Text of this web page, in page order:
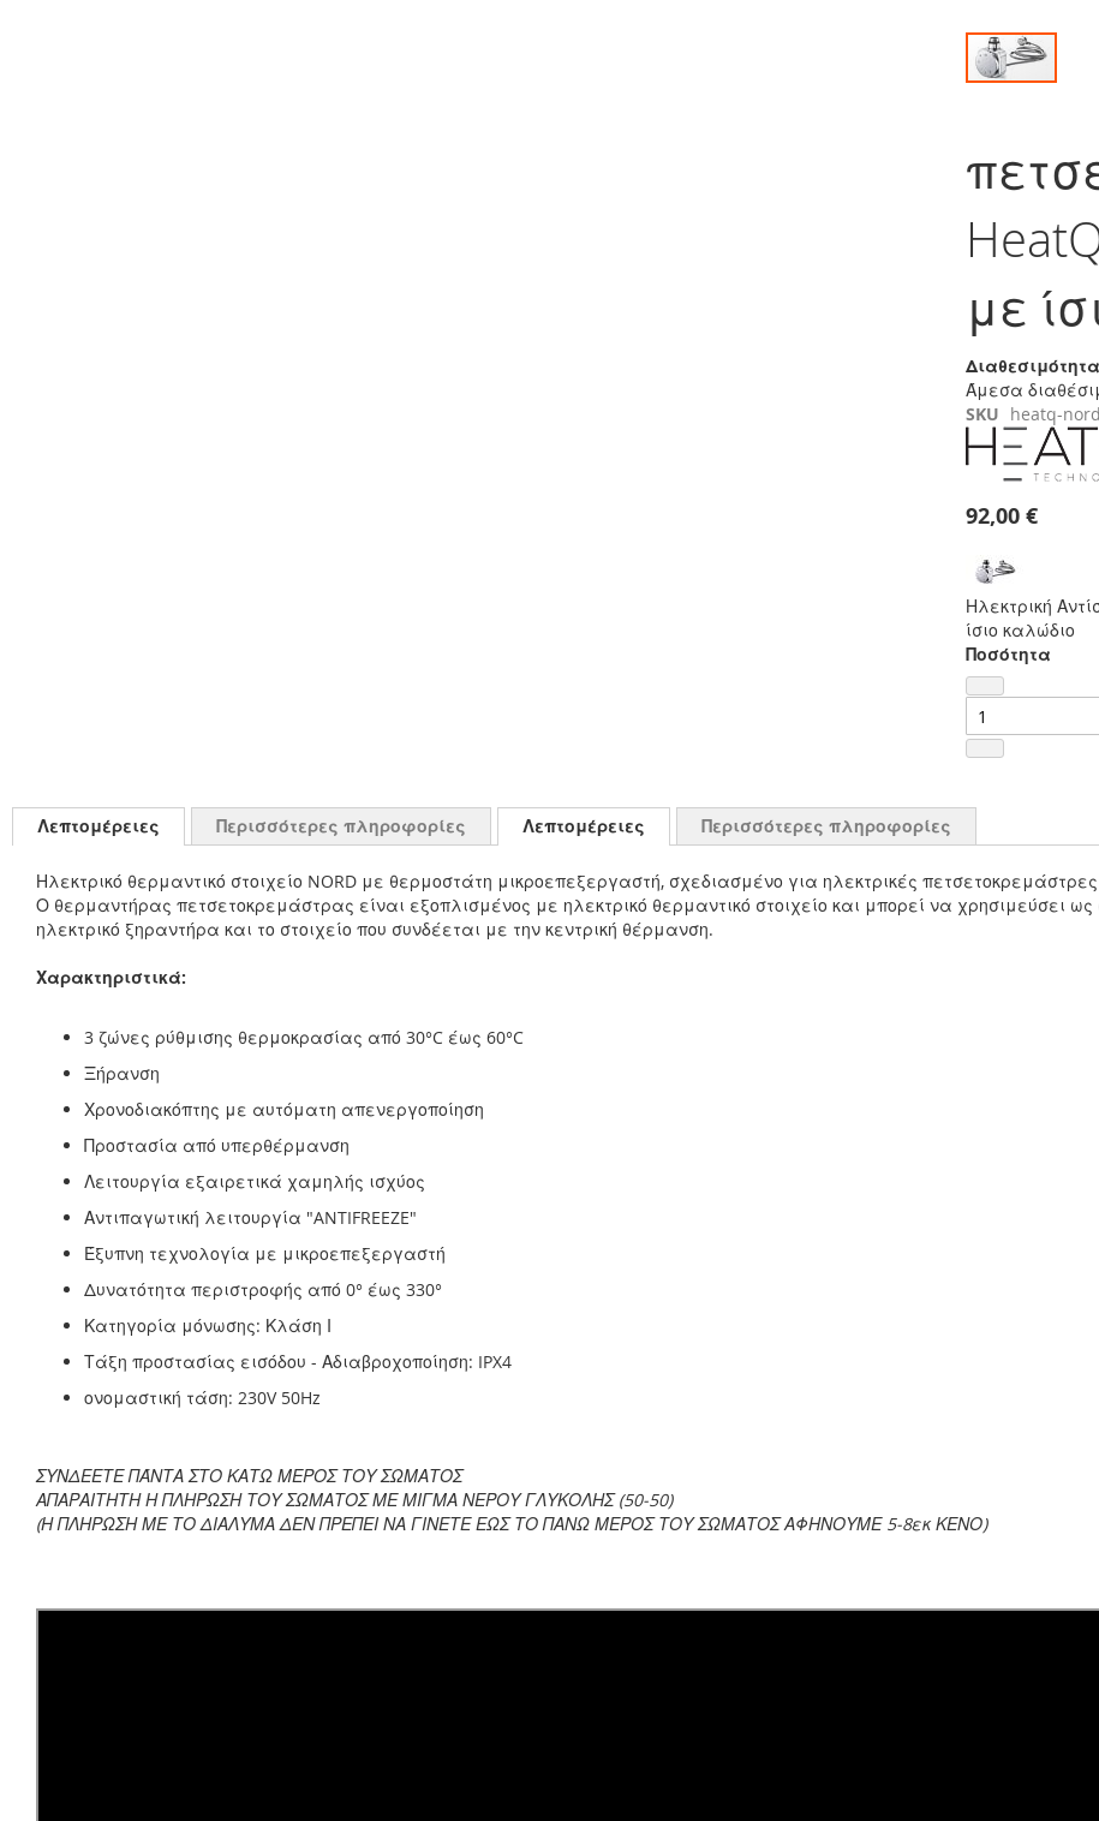
αρχή
της
εικόνων
με
Άμεσα
SKU heatq-
92,00 €
Ηλεκτρική
ίσιο καλώδιο
Ποσότητα
Λεπτομέρειες Περισσότερες πληροφορίες Λεπτομέρειες
Ηλεκτρικό θερμαντικό στοιχείο NORD με θερμοστάτη μικροεπεξεργαστή, σχεδιασμένο για ηλεκτρικές
Ο θερμαντήρας πετσετοκρεμάστρας είναι εξοπλισμένος με ηλεκτρικό θερμαντικό στοιχείο και μπορεί να χρησιμεύσει ως
ηλεκτρικό ξηραντήρα και το στοιχείο που συνδέεται με την κεντρική θέρμανση.
Χαρακτηριστικά:
3 ζώνες ρύθμισης θερμοκρασίας από 30°C έως 60°C
Ξήρανση
Χρονοδιακόπτης με αυτόματη απενεργοποίηση
Προστασία από υπερθέρμανση
Λειτουργία εξαιρετικά χαμηλής ισχύος
Αντιπαγωτική λειτουργία "ANTIFREEZE"
Έξυπνη τεχνολογία με μικροεπεξεργαστή
Δυνατότητα περιστροφής από 0° έως 330°
Κατηγορία μόνωσης: Κλάση Ι
Τάξη προστασίας εισόδου - Αδιαβροχοποίηση: IPX4
ονομαστική τάση: 230V 50Hz
ΣΥΝΔΕΕΤΕ ΠΆΝΤΑ ΣΤΟ ΚΑΤΩ ΜΕΡΟΣ ΤΟΥ ΣΩΜΑΤΟΣ
ΑΠΑΡΑΙΤΗΤΗ Η ΠΛΗΡΩΣΗ ΤΟΥ ΣΩΜΑΤΟΣ ΜΕ ΜΙΓΜΑ ΝΕΡΟΥ ΓΛΥΚΟΛΗΣ (50-50)
(Η ΠΛΗΡΩΣΗ ΜΕ ΤΟ ΔΙΑΛΥΜΑ ΔΕΝ ΠΡΕΠΕΙ ΝΑ ΓΙΝΕΤΕ ΕΩΣ ΤΟ ΠΑΝΩ ΜΕΡΟΣ ΤΟΥ ΣΩΜΑΤΟΣ ΑΦΗΝΟΥΜΕ 5-8εκ ΚΕΝΟ)
Περισσότερες πληροφορίες